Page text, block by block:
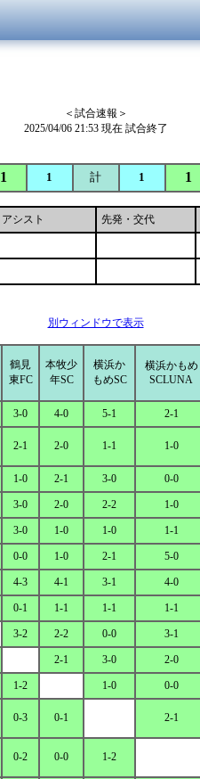
＜試合速報＞
2025/04/06 21:53 現在 試合終了
1 1 計 1 1
アシスト 先発・交代
別ウィンドウで表示
鶴見
東FC
本牧少
年SC
横浜か
もめSC
横浜かもめ
SCLUNA
3-0 4-0 5-1 2-1
2-1 2-0 1-1 1-0
1-0 2-1 3-0 0-0
3-0 2-0 2-2 1-0
3-0 1-0 1-0 1-1
0-0 1-0 2-1 5-0
4-3 4-1 3-1 4-0
0-1 1-1 1-1 1-1
3-2 2-2 0-0 3-1
2-1 3-0 2-0
1-2 1-0 0-0
0-3 0-1 2-1
0-2 0-0 1-2